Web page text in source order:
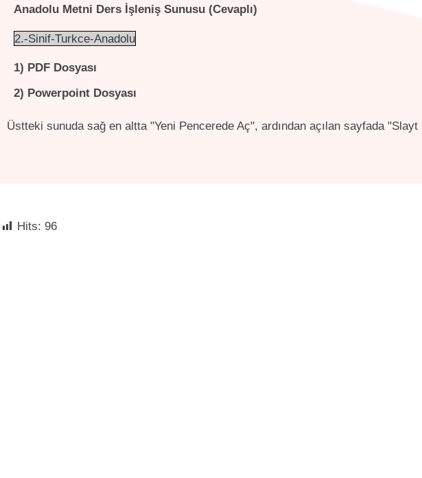
Anadolu Metni Ders İşleniş Sunusu (Cevaplı)
2.-Sinif-Turkce-Anadolu
1) PDF Dosyası
2) Powerpoint Dosyası
Üstteki sunuda sağ en altta "Yeni Pencerede Aç", ardından açılan sayfada
Hits: 96